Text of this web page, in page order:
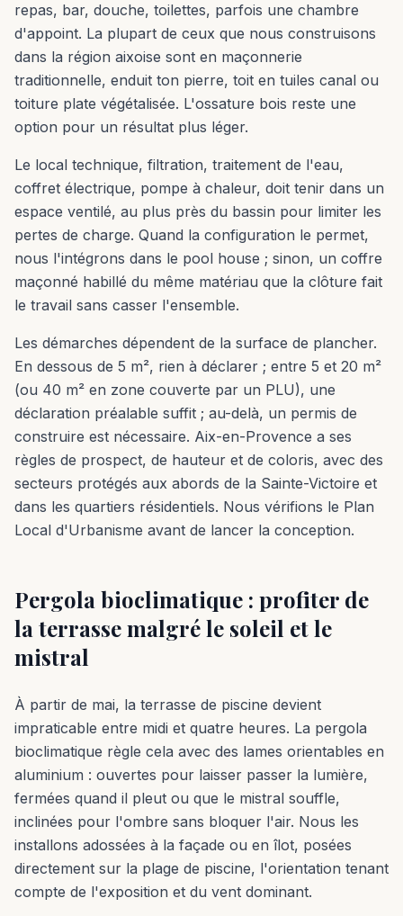
repas, bar, douche, toilettes, parfois une chambre
d'appoint. La plupart de ceux que nous construisons
dans la région aixoise sont en maçonnerie
traditionnelle, enduit ton pierre, toit en tuiles canal ou
toiture plate végétalisée. L'ossature bois reste une
option pour un résultat plus léger.
Le local technique, filtration, traitement de l'eau,
coffret électrique, pompe à chaleur, doit tenir dans un
espace ventilé, au plus près du bassin pour limiter les
pertes de charge. Quand la configuration le permet,
nous l'intégrons dans le pool house ; sinon, un coffre
maçonné habillé du même matériau que la clôture fait
le travail sans casser l'ensemble.
Les démarches dépendent de la surface de plancher.
En dessous de 5 m², rien à déclarer ; entre 5 et 20 m²
(ou 40 m² en zone couverte par un PLU), une
déclaration préalable suffit ; au-delà, un permis de
construire est nécessaire. Aix-en-Provence a ses
règles de prospect, de hauteur et de coloris, avec des
secteurs protégés aux abords de la Sainte-Victoire et
dans les quartiers résidentiels. Nous vérifions le Plan
Local d'Urbanisme avant de lancer la conception.
Pergola bioclimatique : profiter de
la terrasse malgré le soleil et le
mistral
À partir de mai, la terrasse de piscine devient
impraticable entre midi et quatre heures. La pergola
bioclimatique règle cela avec des lames orientables en
aluminium : ouvertes pour laisser passer la lumière,
fermées quand il pleut ou que le mistral souffle,
inclinées pour l'ombre sans bloquer l'air. Nous les
installons adossées à la façade ou en îlot, posées
directement sur la plage de piscine, l'orientation tenant
compte de l'exposition et du vent dominant.